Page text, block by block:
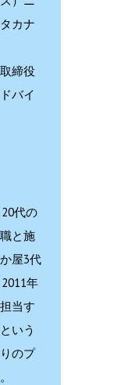
カナ
締役
バイ
代の
と施
屋3代
年
当す
いう
のプ